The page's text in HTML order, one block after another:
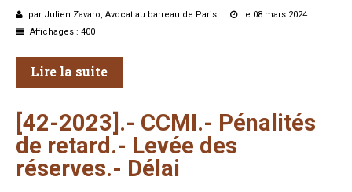
par Julien Zavaro, Avocat au barreau de Paris
le 08 mars 2024
Affichages : 400
Lire la suite
[42-2023].- CCMI.- Pénalités
de retard.- Levée des
réserves.- Délai